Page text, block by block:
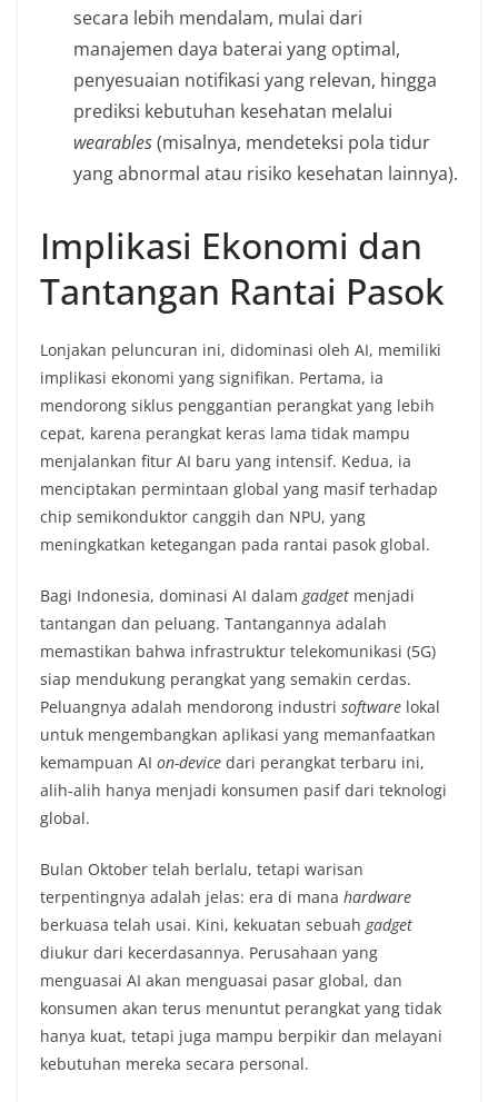
secara lebih mendalam, mulai dari
manajemen daya baterai yang optimal,
penyesuaian notifikasi yang relevan, hingga
prediksi kebutuhan kesehatan melalui
wearables(misalnya, mendeteksi pola tidur
yang abnormal atau risiko kesehatan lainnya).
Implikasi Ekonomi dan
Tantangan Rantai Pasok
Lonjakan peluncuran ini, didominasi oleh AI, memiliki
implikasi ekonomi yang signifikan. Pertama, ia
mendorong siklus penggantian perangkat yang lebih
cepat, karena perangkat keras lama tidak mampu
menjalankan fitur AI baru yang intensif. Kedua, ia
menciptakan permintaan global yang masif terhadap
chip semikonduktor canggih dan NPU, yang
meningkatkan ketegangan pada rantai pasok global.
Bagi Indonesia, dominasi AI dalam gadget menjadi
tantangan dan peluang. Tantangannya adalah
memastikan bahwa infrastruktur telekomunikasi (5G)
siap mendukung perangkat yang semakin cerdas.
Peluangnya adalah mendorong industri software lokal
untuk mengembangkan aplikasi yang memanfaatkan
kemampuan AI on-device dari perangkat terbaru ini,
alih-alih hanya menjadi konsumen pasif dari teknologi
global.
Bulan Oktober telah berlalu, tetapi warisan
terpentingnya adalah jelas: era di mana hardware
berkuasa telah usai. Kini, kekuatan sebuah gadget
diukur dari kecerdasannya. Perusahaan yang
menguasai AI akan menguasai pasar global, dan
konsumen akan terus menuntut perangkat yang tidak
hanya kuat, tetapi juga mampu berpikir dan melayani
kebutuhan mereka secara personal.